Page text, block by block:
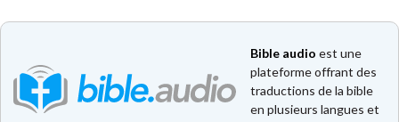
Bible audio est une
plateforme offrant des
traductions de la bible
en plusieurs langues et